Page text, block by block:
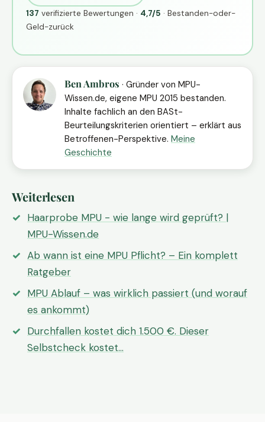
137 verifizierte Bewertungen · 4,7/5 · Bestanden-oder-
Geld-zurück
Ben Ambros · Gründer von MPU-
Wissen.de, eigene MPU 2015 bestanden.
Inhalte fachlich an den BASt-
Beurteilungskriterien orientiert – erklärt aus
Betroffenen-Perspektive. Meine
Geschichte
Weiterlesen
Haarprobe MPU - wie lange wird geprüft? |
MPU-Wissen.de
Ab wann ist eine MPU Pflicht? – Ein komplett
Ratgeber
MPU Ablauf – was wirklich passiert (und worauf
es ankommt)
Durchfallen kostet dich 1.500 €. Dieser
Selbstcheck kostet…